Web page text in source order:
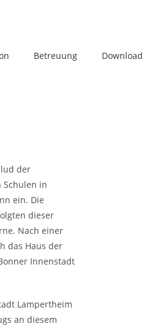
Betreuung Download
der
in
ein. Die
dieser
Nach einer
das Haus der
Innenstadt
Lampertheim
an diesem